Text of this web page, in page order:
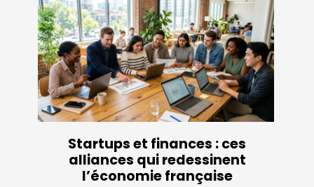
Startups et finances : ces
alliances qui redessinent
l’économie française